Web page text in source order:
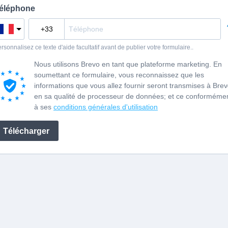
ce texte d'aide facultatif avant de publier votre formulaire..
Nous utilisons Brevo en tant que plateforme marketing. En
soumettant ce formulaire, vous reconnaissez que les
informations que vous allez fournir seront transmises à
en sa qualité de processeur de données; et ce
à ses conditions générales d'utilisation
Télécharger